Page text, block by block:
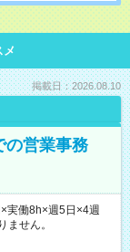
掲載日：2026.08.10
の営業事務
働8h×週5日×4週
せん。